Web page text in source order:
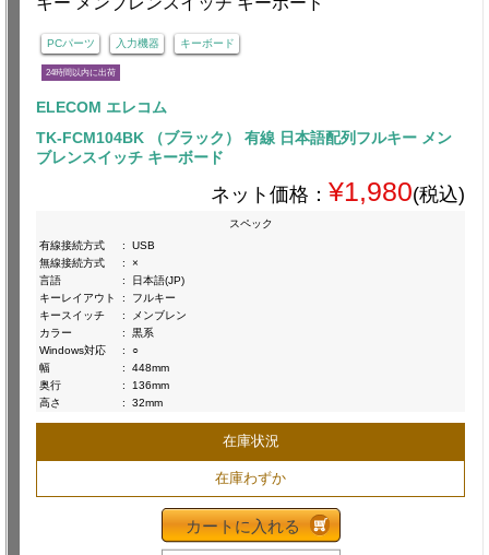
PCパーツ 入力機器 キーボード
24時間以内に出荷
ELECOM エレコム
TK-FCM104BK （ブラック） 有線 日本語配列フルキー メン
ブレンスイッチ キーボード
ネット価格： ¥1,980(税込)
スペック
有線接続方式
:
USB
無線接続方式
:
×
言語
:
日本語(JP)
キーレイアウト
:
フルキー
キースイッチ
:
メンブレン
カラー
:
黒系
Windows対応
:
○
幅
:
448mm
奥行
:
136mm
高さ
: 32mm
在庫状況
在庫わずか
カートに入れる